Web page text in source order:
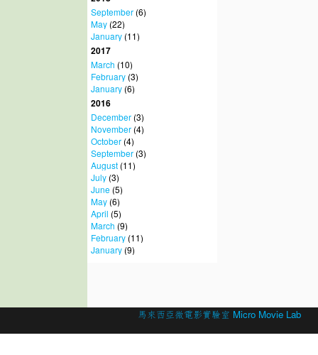
September(6)
May(22)
January(11)
2017
March (10)
February(3)
January(6)
2016
December(3)
November(4)
October(4)
September(3)
August(11)
July(3)
June(5)
May(6)
April (5)
March (9)
February(11)
January(9)
馬來西亞微電影實驗室 Micro Movie Lab